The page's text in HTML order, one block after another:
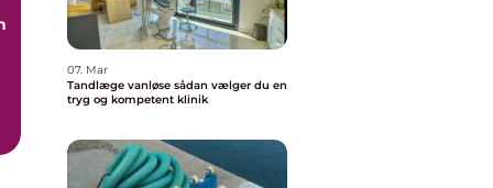
07. Mar
Tandlæge vanløse sådan vælger du en
tryg og kompetent klinik